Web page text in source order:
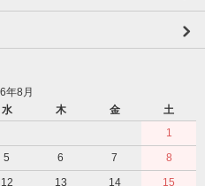
年8月
水 木 金
土
1
5 6 7
8
12 13 14
15